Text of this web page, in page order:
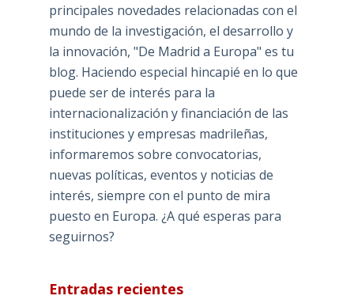
principales novedades relacionadas con el
mundo de la investigación, el desarrollo y
la innovación, "De Madrid a Europa" es tu
blog. Haciendo especial hincapié en lo que
puede ser de interés para la
internacionalización y financiación de las
instituciones y empresas madrileñas,
informaremos sobre convocatorias,
nuevas políticas, eventos y noticias de
interés, siempre con el punto de mira
puesto en Europa. ¿A qué esperas para
seguirnos?
Entradas recientes